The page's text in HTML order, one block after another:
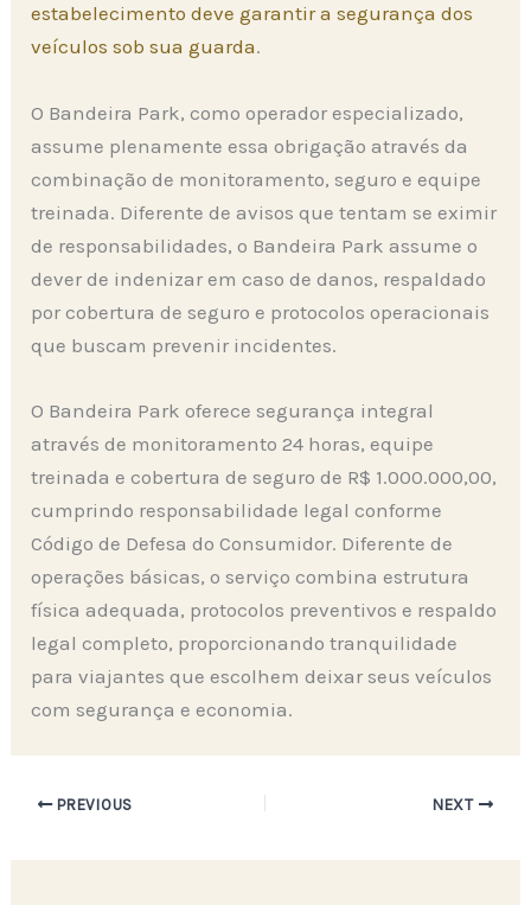
estabelecimento deve garantir a segurança dos
veículos sob sua guarda.
O Bandeira Park, como operador especializado,
assume plenamente essa obrigação através da
combinação de monitoramento, seguro e equipe
treinada. Diferente de avisos que tentam se eximir
de responsabilidades, o Bandeira Park assume o
dever de indenizar em caso de danos, respaldado
por cobertura de seguro e protocolos operacionais
que buscam prevenir incidentes.
O Bandeira Park oferece segurança integral
através de monitoramento 24 horas, equipe
treinada e cobertura de seguro de R$ 1.000.000,00,
cumprindo responsabilidade legal conforme
Código de Defesa do Consumidor. Diferente de
operações básicas, o serviço combina estrutura
física adequada, protocolos preventivos e respaldo
legal completo, proporcionando tranquilidade
para viajantes que escolhem deixar seus veículos
com segurança e economia.
PREVIOUS NEXT